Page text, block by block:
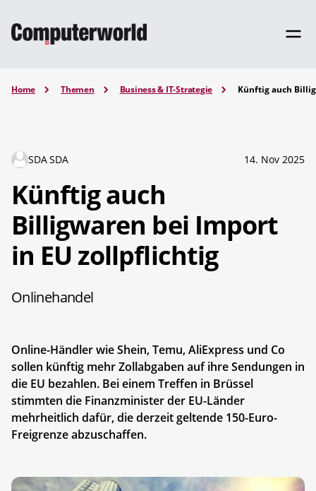
Home Themen Business & IT-Strategie Künftig auch
SDA SDA 14. Nov 2025
Künftig auch
Billigwaren bei Import
in EU zollpflichtig
Onlinehandel
Online-Händler wie Shein, Temu, AliExpress und Co
sollen künftig mehr Zollabgaben auf ihre Sendungen in
die EU bezahlen. Bei einem Treffen in Brüssel
stimmten die Finanzminister der EU-Länder
mehrheitlich dafür, die derzeit geltende 150-Euro-
Freigrenze abzuschaffen.